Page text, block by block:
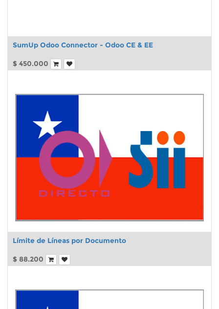
SumUp Odoo Connector - Odoo CE & EE
$ 450.000
Límite de Líneas por Documento
$ 88.200